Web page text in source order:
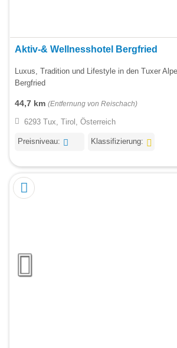
Aktiv-& Wellnesshotel Bergfried
Luxus, Tradition und Lifestyle in den Tuxer
Bergfried
44,7 km (Entfernung von Reischach)
6293 Tux, Tirol, Österreich
Preisniveau: Klassifizierung: